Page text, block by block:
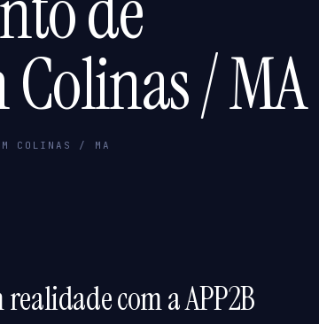
/ MA
COLINAS / MA
com a APP2B